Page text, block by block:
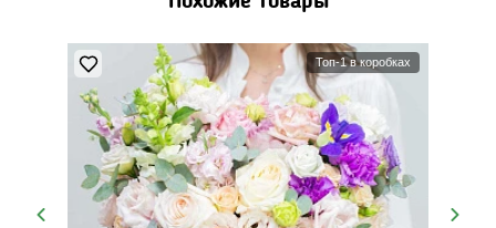
Топ-1 в коробках